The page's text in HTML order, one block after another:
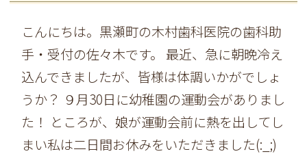
こんにちは。黒瀬町の木村歯科医院の歯科助
手・受付の佐々木です。 最近、急に朝晩冷え
込んできましたが、皆様は体調いかがでしょ
うか？ ９月30日に幼稚園の運動会がありまし
た！ ところが、娘が運動会前に熱を出してし
まい私は二日間お休みをいただきました(:_;)